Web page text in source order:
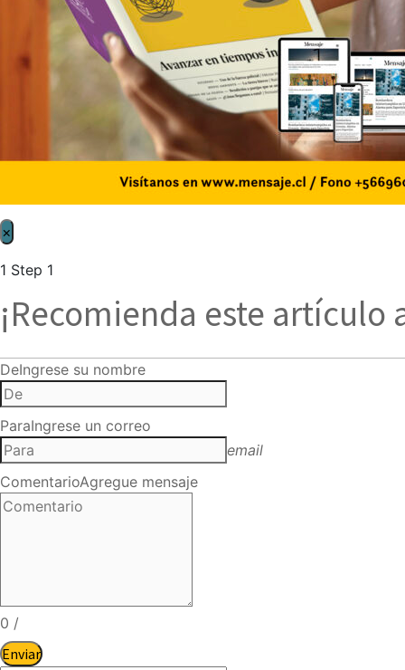
×
1 Step 1
¡Recomienda este artículo
DeIngrese su nombre
ParaIngrese un correo
email
ComentarioAgregue mensaje
0 /
Enviar